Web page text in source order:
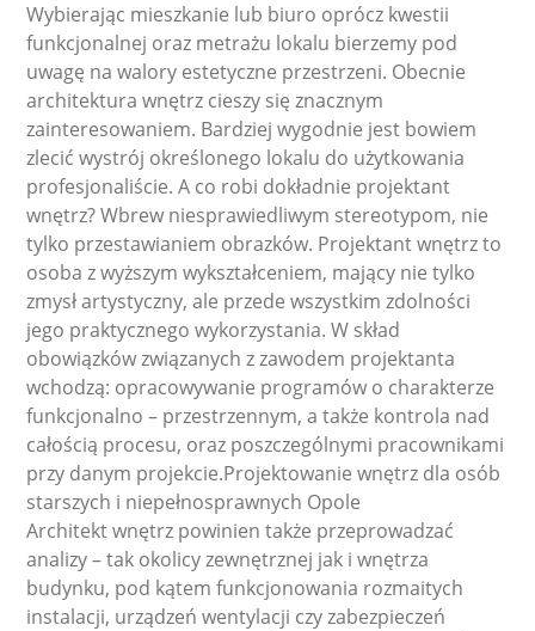
Wybierając mieszkanie lub biuro oprócz kwestii
funkcjonalnej oraz metrażu lokalu bierzemy pod
uwagę na walory estetyczne przestrzeni. Obecnie
architektura wnętrz cieszy się znacznym
zainteresowaniem. Bardziej wygodnie jest bowiem
zlecić wystrój określonego lokalu do użytkowania
profesjonaliście. A co robi dokładnie projektant
wnętrz? Wbrew niesprawiedliwym stereotypom, nie
tylko przestawianiem obrazków. Projektant wnętrz to
osoba z wyższym wykształceniem, mający nie tylko
zmysł artystyczny, ale przede wszystkim zdolności
jego praktycznego wykorzystania. W skład
obowiązków związanych z zawodem projektanta
wchodzą: opracowywanie programów o charakterze
funkcjonalno – przestrzennym, a także kontrola nad
całością procesu, oraz poszczególnymi pracownikami
przy danym projekcie.Projektowanie wnętrz dla osób
starszych i niepełnosprawnych Opole
Architekt wnętrz powinien także przeprowadzać
analizy – tak okolicy zewnętrznej jak i wnętrza
budynku, pod kątem funkcjonowania rozmaitych
instalacji, urządzeń wentylacji czy zabezpieczeń